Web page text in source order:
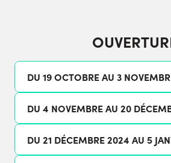
DU 19 OCTOBRE AU 3
DU 4 NOVEMBRE AU 20
DU 21 DÉCEMBRE 2024 AU 5